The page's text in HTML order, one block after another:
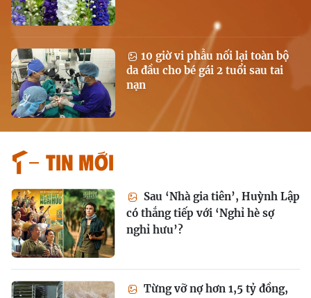
10 giờ vi phẫu nối lại toàn bộ
da đầu cho bé gái 2 tuổi sau tai
nạn
Tin mới
Sau ‘Nhà gia tiên’, Huỳnh Lập
có thắng tiếp với ‘Nghỉ hè sợ
nghỉ hưu’?
Từng vỡ nợ hơn 1,5 tỷ đồng,